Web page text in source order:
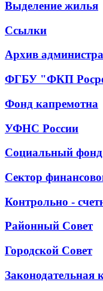
Выделение жилья
Ссылки
Архив
ФГБУ "ФКП
Фонд капремотна
УФНС России
Социальный фонд
Сектор
Контрольно -
Районный Совет
Городской Совет
Законодательная